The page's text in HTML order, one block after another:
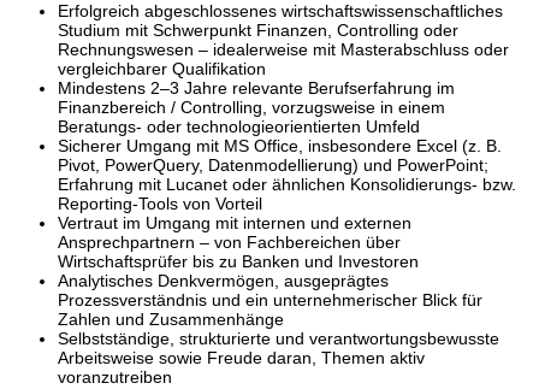
Erfolgreich abgeschlossenes wirtschaftswissenschaftliches
Studium mit Schwerpunkt Finanzen, Controlling oder
Rechnungswesen – idealerweise mit Masterabschluss oder
vergleichbarer Qualifikation
Mindestens 2–3 Jahre relevante Berufserfahrung im
Finanzbereich / Controlling, vorzugsweise in einem
Beratungs- oder technologieorientierten Umfeld
Sicherer Umgang mit MS Office, insbesondere Excel (z. B.
Pivot, PowerQuery, Datenmodellierung) und PowerPoint;
Erfahrung mit Lucanet oder ähnlichen Konsolidierungs- bzw.
Reporting-Tools von Vorteil
Vertraut im Umgang mit internen und externen
Ansprechpartnern – von Fachbereichen über
Wirtschaftsprüfer bis zu Banken und Investoren
Analytisches Denkvermögen, ausgeprägtes
Prozessverständnis und ein unternehmerischer Blick für
Zahlen und Zusammenhänge
Selbstständige, strukturierte und verantwortungsbewusste
Arbeitsweise sowie Freude daran, Themen aktiv
voranzutreiben